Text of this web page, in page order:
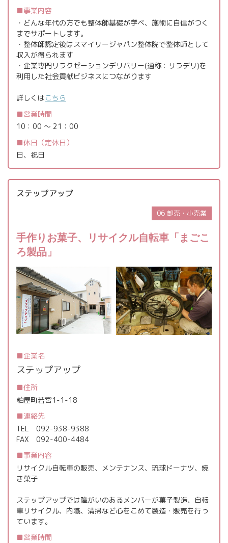
事業内容
・どんな年代の方でも整体師基礎が学べ、施術に自信がつく
までサポートします。
・整体師認定後はスマイリージャパン整体院で整体師として
収入が得られます
・企業専門リラクゼーションデリバリー(通称：リラデリ)を
利用した社会貢献ビジネスにつながります
詳しくはこちら
営業時間
10：00 ～ 21：00
休日（定休日）
日、祝日
ステップアップ
06 卸売・小売業
手作りお菓子、リサイクル自転車「まごこ
ろ製品」
企業名
ステップアップ
住所
粕屋町若宮1-1-18
連絡先
TEL
092-938-9388
FAX
092-400-4484
事業内容
リサイクル自転車の販売、メンテナンス、琉球ドーナツ、焼
き菓子
ステップアップでは障がいのあるメンバーが菓子製造、自転
車リサイクル、内職、清掃など心をこめて製造・販売を行っ
ています。
営業時間